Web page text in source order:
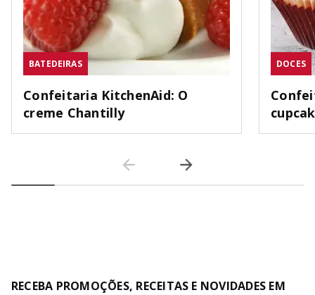
BATEDEIRAS
Confeitaria KitchenAid: O
creme Chantilly
DOCES
RECEBA PROMOÇÕES, RECEITAS E NOVIDADES EM